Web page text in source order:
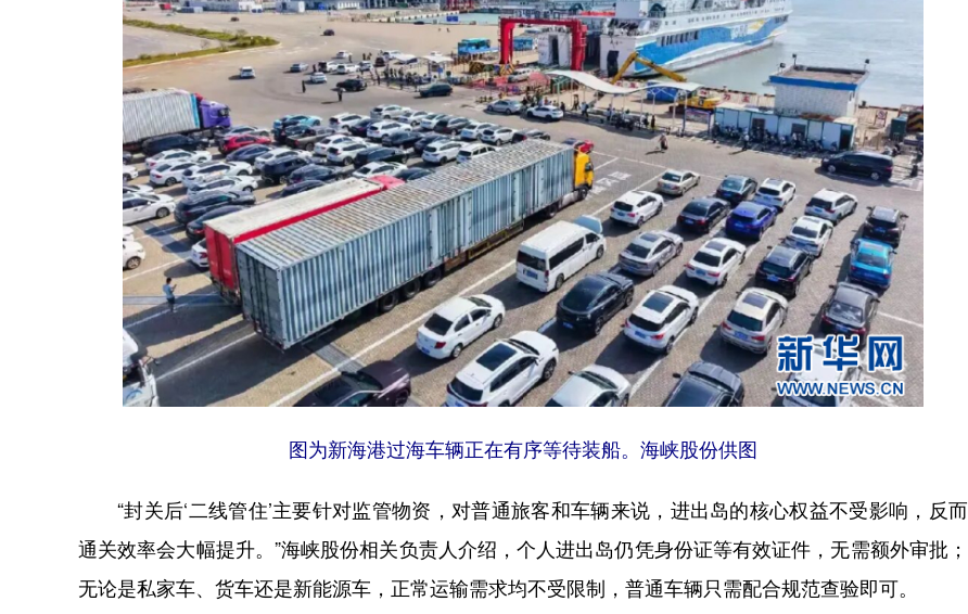
图为新海港过海车辆正在有序等待装船。海峡股份供图
“封关后‘二线管住’主要针对监管物资，对普通旅客和车辆来说，进出岛的核心权益不受影响，反而
通关效率会大幅提升。”海峡股份相关负责人介绍，个人进出岛仍凭身份证等有效证件，无需额外审批；
无论是私家车、货车还是新能源车，正常运输需求均不受限制，普通车辆只需配合规范查验即可。